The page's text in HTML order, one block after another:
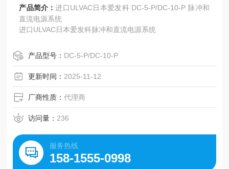
产品简介：进口ULVAC日本爱发科 DC-5-P/DC-10-P 脉冲和
直流电源系统
进口ULVAC日本爱发科脉冲和直流电源系统
产品型号： DC-5-P/DC-10-P
更新时间： 2025-11-12
厂商性质：代理商
访问量： 236
服务热线
158-1555-0998